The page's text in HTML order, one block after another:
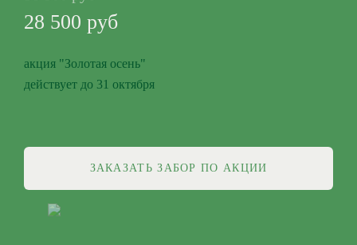
28 500 руб
акция "Золотая осень"
действует до 31 октября
ЗАКАЗАТЬ ЗАБОР ПО АКЦИИ